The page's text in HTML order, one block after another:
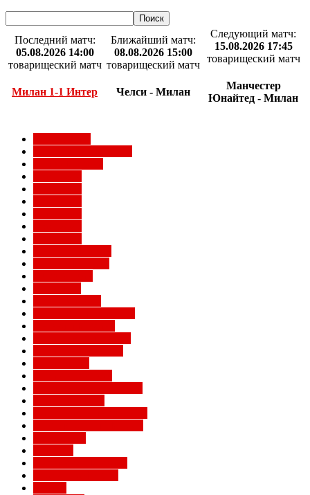
Последний матч:
05.08.2026 14:00
товарищеский матч
Милан 1-1 Интер
Ближайший матч:
08.08.2026 15:00
товарищеский матч
Челси - Милан
Следующий матч:
15.08.2026 17:45
товарищеский матч
Манчестер
Юнайтед - Милан